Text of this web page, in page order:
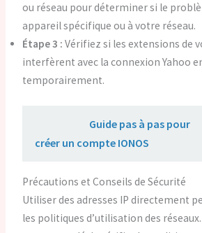
ou réseau pour déterminer si le
appareil spécifique ou à votre réseau.
Étape 3 : Vérifiez si les extensions de
interfèrent avec la connexion Yahoo
temporairement.
Guide pas à pas pour
créer un compte IONOS
Précautions et Conseils de Sécurité
Utiliser des adresses IP directement
les politiques d’utilisation des